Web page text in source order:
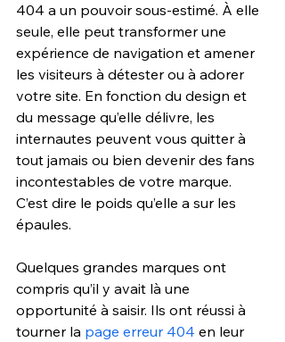
404 a un pouvoir sous-estimé. À elle
seule, elle peut transformer une
expérience de navigation et amener
les visiteurs à détester ou à adorer
votre site. En fonction du design et
du message qu’elle délivre, les
internautes peuvent vous quitter à
tout jamais ou bien devenir des fans
incontestables de votre marque.
C’est dire le poids qu’elle a sur les
épaules.
Quelques grandes marques ont
compris qu’il y avait là une
opportunité à saisir. Ils ont réussi à
tourner la page erreur 404 en leur